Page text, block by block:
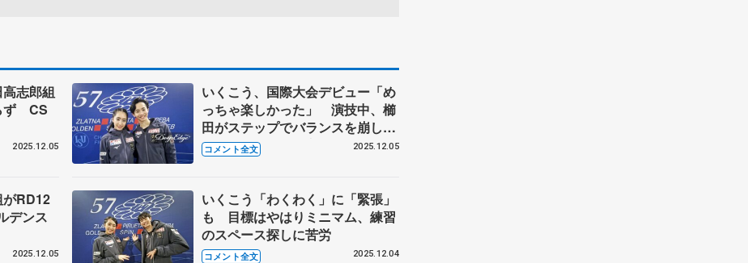
高志郎組
ず CS
2025.12.05
いくこう、国際大会デビュー「め
っちゃ楽しかった」 演技中、櫛
田がステップでバランスを崩して
いた島田にかけた言葉とは…
【CSゴールデンスピン・アイス
コメント全文 2025.12.05
RD12
デンス
2025.12.05
いくこう「わくわく」に「緊張」
も 目標はやはりミニマム、練習
のスペース探しに苦労
コメント全文 2025.12.04